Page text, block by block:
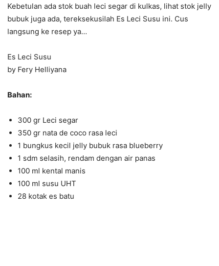
Kebetulan ada stok buah leci segar di kulkas, lihat stok jelly
bubuk juga ada, tereksekusilah Es Leci Susu ini. Cus
langsung ke resep ya…
Es Leci Susu
by Fery Helliyana
Bahan:
300 gr Leci segar
350 gr nata de coco rasa leci
1 bungkus kecil jelly bubuk rasa blueberry
1 sdm selasih, rendam dengan air panas
100 ml kental manis
100 ml susu UHT
28 kotak es batu